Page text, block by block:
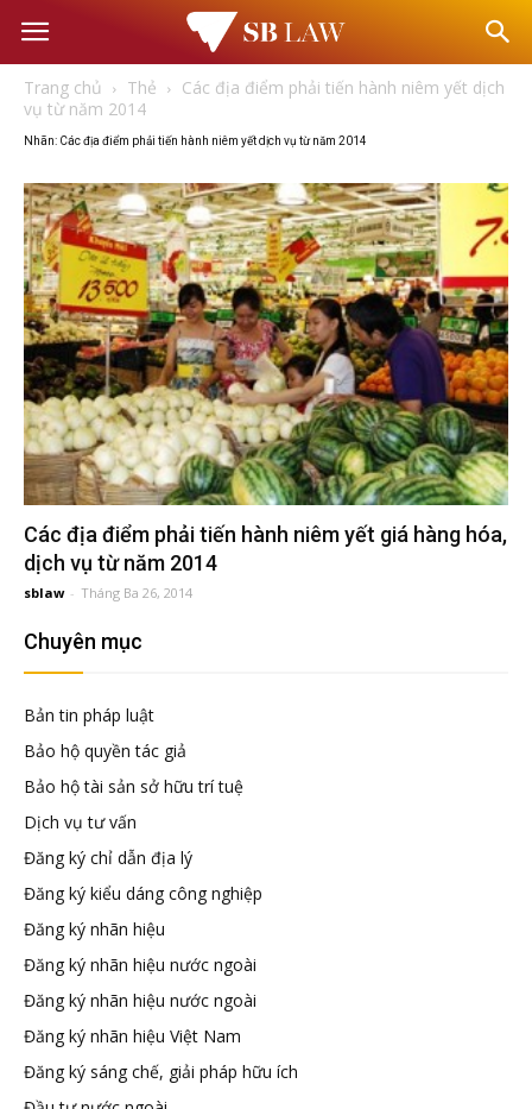
Văn
phòng
vấn
đầu
Đại
diện
hữu
tuệ
Trang chủ Thẻ
Các địa điểm phải tiến hành niêm yết dịch
vụ từ năm 2014
Nhãn: Các địa điểm phải tiến hành niêm yết dịch vụ từ năm 2014
Các địa điểm phải tiến hành niêm yết giá hàng hóa,
dịch vụ từ năm 2014
sblaw - Tháng Ba 26, 2014
Chuyên mục
Bản tin pháp luật
Bảo hộ quyền tác giả
Bảo hộ tài sản sở hữu trí tuệ
Dịch vụ tư vấn
Đăng ký chỉ dẫn địa lý
Đăng ký kiểu dáng công nghiệp
Đăng ký nhãn hiệu
Đăng ký nhãn hiệu nước ngoài
Đăng ký nhãn hiệu nước ngoài
Đăng ký nhãn hiệu Việt Nam
Đăng ký sáng chế, giải pháp hữu ích